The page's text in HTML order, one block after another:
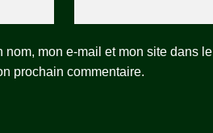
nom, mon e-mail et mon site dans le
prochain commentaire.